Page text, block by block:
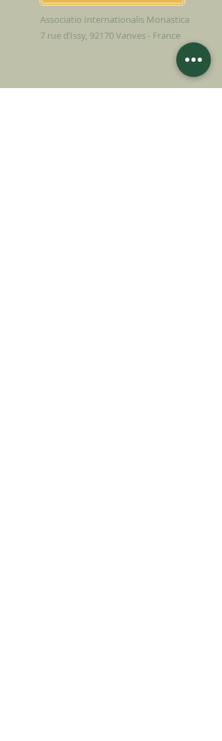
Associatio Internationalis Monastica
7 rue d’Issy, 92170 Vanves - France